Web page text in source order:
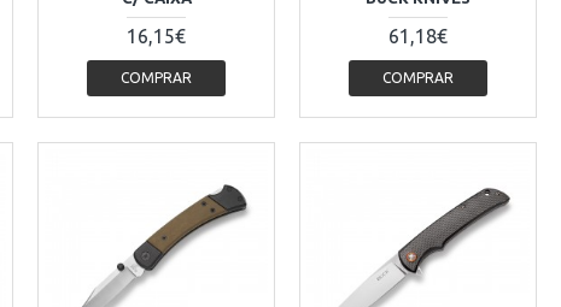
16,15€
COMPRAR
61,18€
COMPRAR